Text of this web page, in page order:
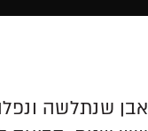
אבן שנתלשה